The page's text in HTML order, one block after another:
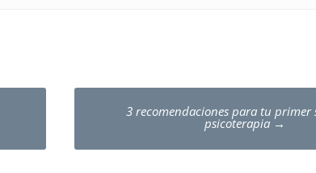
3 recomendaciones para tu primer
psicoterapia →